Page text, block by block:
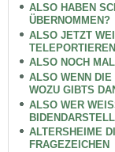
ALSO HABEN
ÜBERNOMMEN?
ALSO JETZT
ALSO NOCH
ALSO WENN DIE
WOZU GIBTS
ALSO WER
ALTERSHEIME
FRAGEZEICHEN